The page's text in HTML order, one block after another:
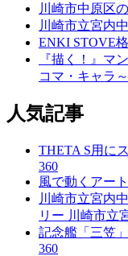
ク
川崎市中原区
川崎市立宮内
ENKI STOVE
『描く！』マ
コマ・キャラ
人気記事
THETA S用に
360
風で動くアー
川崎市立宮内
リー 川崎市立
記念艦「三笠
360